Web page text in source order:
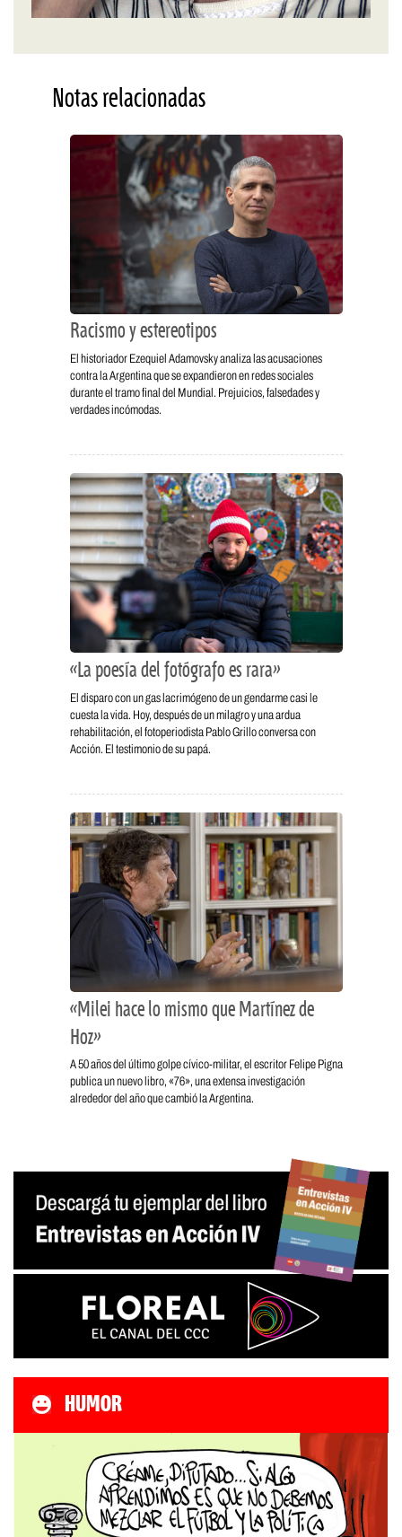
Notas relacionadas
Racismo y estereotipos
El historiador Ezequiel Adamovsky analiza las acusaciones
contra la Argentina que se expandieron en redes sociales
durante el tramo final del Mundial. Prejuicios, falsedades y
verdades incómodas.
«La poesía del fotógrafo es rara»
El disparo con un gas lacrimógeno de un gendarme casi le
cuesta la vida. Hoy, después de un milagro y una ardua
rehabilitación, el fotoperiodista Pablo Grillo conversa con
Acción. El testimonio de su papá.
«Milei hace lo mismo que Martínez de
Hoz»
A 50 años del último golpe cívico-militar, el escritor Felipe Pigna
publica un nuevo libro, «76», una extensa investigación
alrededor del año que cambió la Argentina.
HUMOR